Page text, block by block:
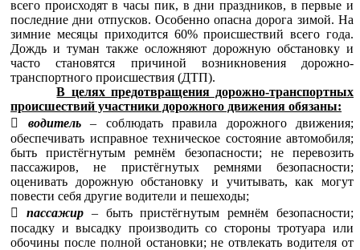
всего происходят в часы пик, в дни праздников, в первые и
последние дни отпусков. Особенно опасна дорога зимой. На
зимние месяцы приходится 60% происшествий всего года.
Дождь и туман также осложняют дорожную обстановку и
часто становятся причиной возникновения дорожно-
транспортного происшествия (ДТП).
В целях предотвращения дорожно-транспортных
происшествий участники дорожного движения обязаны:

водитель– соблюдать правила дорожного движения;
обеспечивать исправное техническое состояние автомобиля;
быть пристёгнутым ремнём безопасности; не перевозить
пассажиров, не пристёгнутых ремнями безопасности;
оценивать дорожную обстановку и учитывать, как могут
повести себя другие водители и пешеходы;

пассажир– быть пристёгнутым ремнём безопасности;
посадку и высадку производить со стороны тротуара или
обочины после полной остановки; не отвлекать водителя от